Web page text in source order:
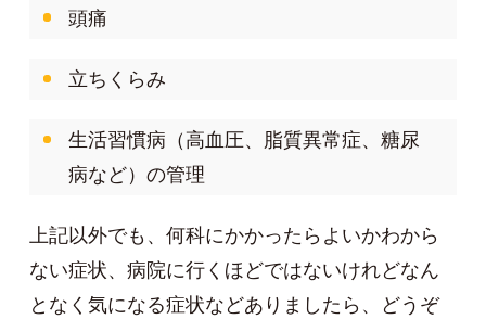
頭痛
立ちくらみ
生活習慣病（高血圧、脂質異常症、糖尿
病など）の管理
上記以外でも、何科にかかったらよいかわから
ない症状、病院に行くほどではないけれどなん
となく気になる症状などありましたら、どうぞ